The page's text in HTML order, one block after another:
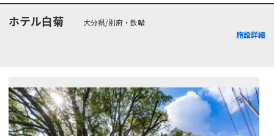
ホテル白菊
大分県/別府・鉄輪
施設詳細